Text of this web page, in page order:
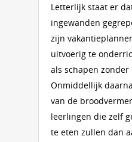
Letterlijk staat er
ingewanden
zijn
uitvoerig te
als schapen zonder
Onmiddellijk
van de
leerlingen die zelf
te eten zullen dan